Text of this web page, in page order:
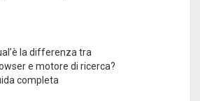
la differenza tra
e motore di ricerca?
completa